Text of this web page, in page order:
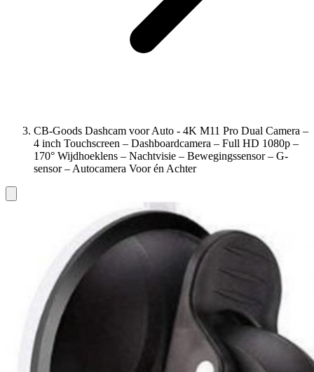
CB-Goods Dashcam voor Auto - 4K M11 Pro Dual Camera –
4 inch Touchscreen – Dashboardcamera – Full HD 1080p –
170° Wijdhoeklens – Nachtvisie – Bewegingssensor – G-
sensor – Autocamera Voor én Achter